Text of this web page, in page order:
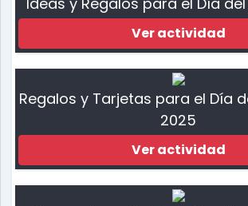
Ver actividad
Regalos y Tarjetas para el Día
2025
Ver actividad